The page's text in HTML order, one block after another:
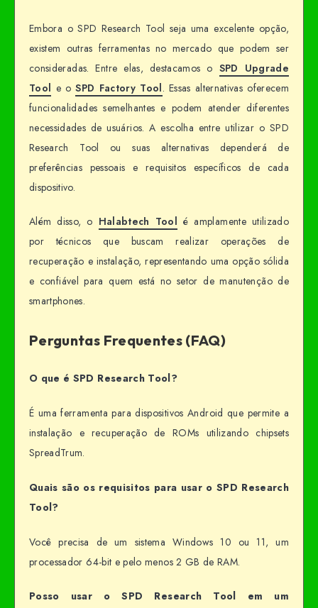
Embora o SPD Research Tool seja uma excelente opção,
existem outras ferramentas no mercado que podem ser
consideradas. Entre elas, destacamos o SPD Upgrade
Tool e oSPD Factory Tool. Essas alternativas oferecem
funcionalidades semelhantes e podem atender diferentes
necessidades de usuários. A escolha entre utilizar o SPD
Research Tool ou suas alternativas dependerá de
preferências pessoais e requisitos específicos de cada
dispositivo.
Além disso, o Halabtech Tool é amplamente utilizado
por técnicos que buscam realizar operações de
recuperação e instalação, representando uma opção sólida
e confiável para quem está no setor de manutenção de
smartphones.
Perguntas Frequentes (FAQ)
O que é SPD Research Tool?
É uma ferramenta para dispositivos Android que permite a
instalação e recuperação de ROMs utilizando chipsets
SpreadTrum.
Quais são os requisitos para usar o SPD Research
Tool?
Você precisa de um sistema Windows 10 ou 11, um
processador 64-bit e pelo menos 2 GB de RAM.
Posso usar o SPD Research Tool em um